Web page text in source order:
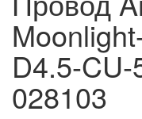
D4.5-
028103